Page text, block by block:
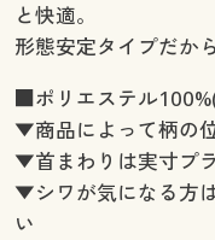
と快適。
形態安定タイプだか
■ポリエステル
▼商品によって柄の
▼首まわりは実寸プ
▼シワが気になる方
い